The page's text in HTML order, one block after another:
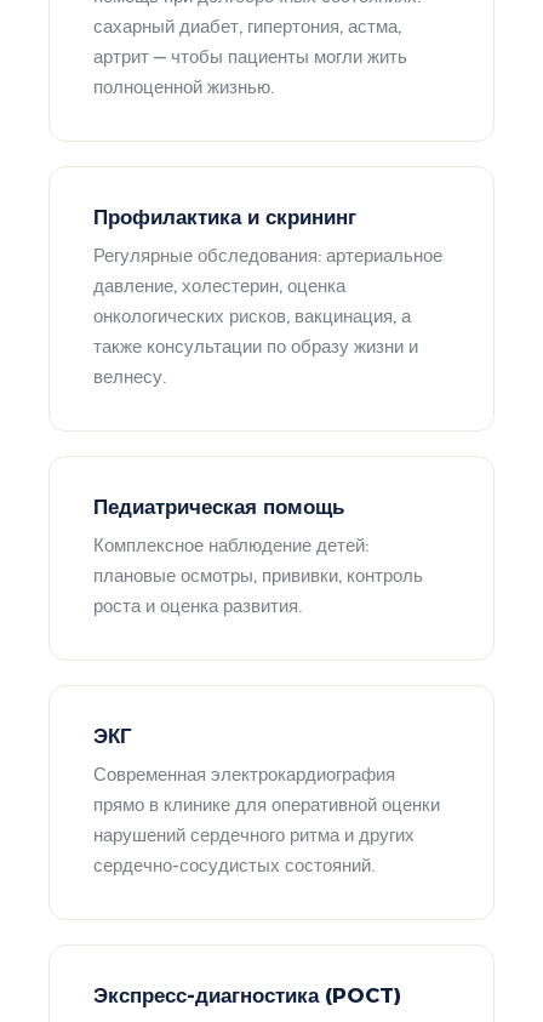
сахарный диабет, гипертония, астма,
артрит — чтобы пациенты могли жить
полноценной жизнью.
Профилактика и скрининг
Регулярные обследования: артериальное
давление, холестерин, оценка
онкологических рисков, вакцинация, а
также консультации по образу жизни и
велнесу.
Педиатрическая помощь
Комплексное наблюдение детей:
плановые осмотры, прививки, контроль
роста и оценка развития.
ЭКГ
Современная электрокардиография
прямо в клинике для оперативной оценки
нарушений сердечного ритма и других
сердечно-сосудистых состояний.
Экспресс-диагностика (POCT)